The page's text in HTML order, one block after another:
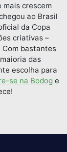
mais crescem
ao Brasil
da Copa
criativas –
Com bastantes
das
escolha para
se na Bodog e